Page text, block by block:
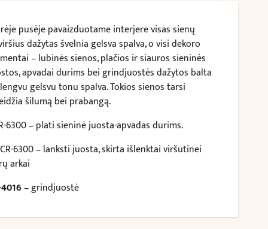
pusėje pavaizduotame interjere visas sienų
dažytas švelnia gelsva spalva, o visi dekoro
– lubinės sienos, plačios ir siauros sieninės
apvadai durims bei grindjuostės dažytos balta
gelsvu tonu spalva. Tokios sienos tarsi
šilumą bei prabangą.
6300– plati sieninė juosta-apvadas durims.
6300– lanksti juosta, skirta išlenktai viršutinei
arkai
– grindjuostė